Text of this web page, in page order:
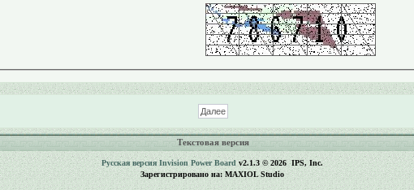
Текстовая версия
Русская версия Invision Power Boardv2.1.3 © 2026 IPS, Inc.
Зарегистрировано на: MAXIOL Studio